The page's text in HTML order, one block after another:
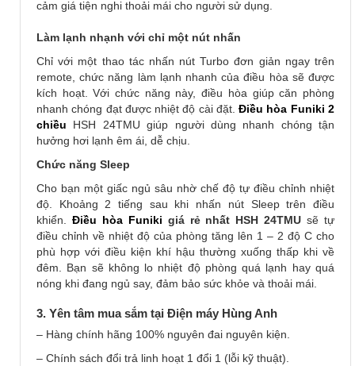
cảm giá tiện nghi thoải mái cho người sử dụng.
Làm lạnh nhạnh với chỉ một nút nhấn
Chỉ với một thao tác nhấn nút Turbo đơn giản ngay trên
remote, chức năng làm lạnh nhanh của điều hòa sẽ được
kích hoạt. Với chức năng này, điều hòa giúp căn phòng
nhanh chóng đạt được nhiệt độ cài đặt.Điều hòa Funiki 2
chiều HSH 24TMU giúp người dùng nhanh chóng tận
hưởng hơi lạnh êm ái, dễ chịu.
Chức năng Sleep
Cho bạn một giấc ngủ sâu nhờ chế độ tự điều chỉnh nhiệt
độ. Khoảng 2 tiếng sau khi nhấn nút Sleep trên điều
khiển. Điều hòa Funiki giá rẻ nhất HSH 24TMU sẽ tự
điều chỉnh về nhiệt độ của phòng tăng lên 1 – 2 độ C cho
phù hợp với điều kiện khí hậu thường xuống thấp khi về
đêm. Bạn sẽ không lo nhiệt độ phòng quá lạnh hay quá
nóng khi đang ngủ say, đảm bảo sức khỏe và thoải mái.
3. Yên tâm mua sắm tại Điện máy Hùng Anh
– Hàng chính hãng 100% nguyên đai nguyên kiện.
– Chính sách đổi trả linh hoạt 1 đổi 1 (lỗi kỹ thuật).